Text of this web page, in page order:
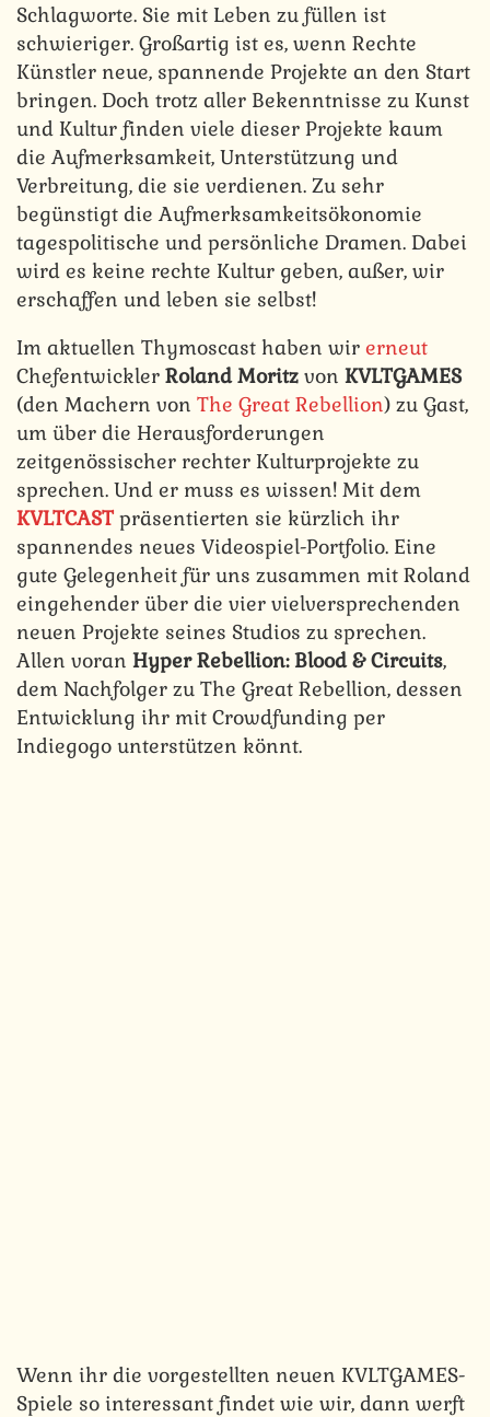
Schlagworte. Sie mit Leben zu füllen ist
schwieriger. Großartig ist es, wenn Rechte
Künstler neue, spannende Projekte an den Start
bringen. Doch trotz aller Bekenntnisse zu Kunst
und Kultur finden viele dieser Projekte kaum
die Aufmerksamkeit, Unterstützung und
Verbreitung, die sie verdienen. Zu sehr
begünstigt die Aufmerksamkeitsökonomie
tagespolitische und persönliche Dramen. Dabei
wird es keine rechte Kultur geben, außer, wir
erschaffen und leben sie selbst!
Im aktuellen Thymoscast haben wir erneut
Chefentwickler Roland Moritz von KVLTGAMES
(den Machern von The Great Rebellion) zu Gast,
um über die Herausforderungen
zeitgenössischer rechter Kulturprojekte zu
sprechen. Und er muss es wissen! Mit dem
KVLTCAST präsentierten sie kürzlich ihr
spannendes neues Videospiel-Portfolio. Eine
gute Gelegenheit für uns zusammen mit Roland
eingehender über die vier vielversprechenden
neuen Projekte seines Studios zu sprechen.
Allen voran Hyper Rebellion: Blood & Circuits,
dem Nachfolger zu The Great Rebellion, dessen
Entwicklung ihr mit Crowdfunding per
Indiegogo unterstützen könnt.
Wenn ihr die vorgestellten neuen KVLTGAMES-
Spiele so interessant findet wie wir, dann werft